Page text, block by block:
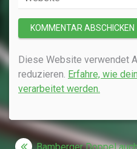
Diese Website verwendet
reduzieren. Erfahre, wie
verarbeitet werden.